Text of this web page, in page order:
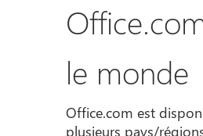
le monde
Office.com est
plusieurs pays/